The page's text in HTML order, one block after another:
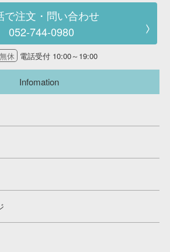
で注文・問い合わせ
052-744-0980
休 電話受付 10:00～19:00
Infomation